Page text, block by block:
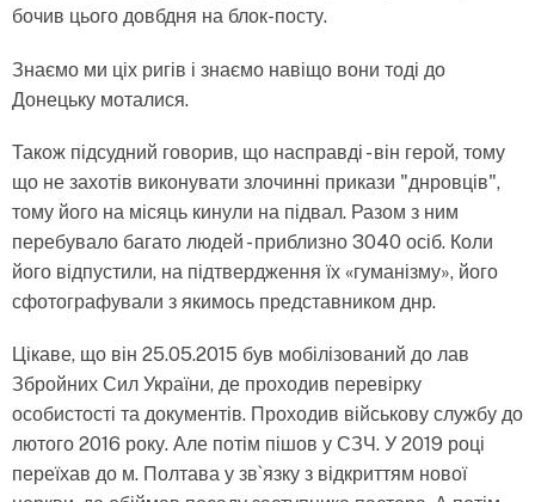
бочив цього довбдня на блок-посту.
Знаємо ми ціх ригів і знаємо навіщо вони тоді до
Донецьку моталися.
Також підсудний говорив, що насправді - він герой, тому
що не захотів виконувати злочинні прикази "днровців",
тому його на місяць кинули на підвал. Разом з ним
перебувало багато людей - приблизно 3040 осіб. Коли
його відпустили, на підтвердження їх «гуманізму», його
сфотографували з якимось представником днр.
Цікаве, що він 25.05.2015 був мобілізований до лав
Збройних Сил України, де проходив перевірку
особистості та документів. Проходив військову службу до
лютого 2016 року. Але потім пішов у СЗЧ. У 2019 році
переїхав до м. Полтава у зв`язку з відкриттям нової